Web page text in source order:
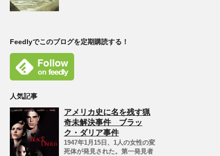
Feedlyでこのブログを定期購読する！
人気記事
アメリカ史に名を残す猟
奇未解決事件 ブラッ
ク・ダリア事件
1947年1月15日、1人の女性の変
死体が発見された。第一発見者